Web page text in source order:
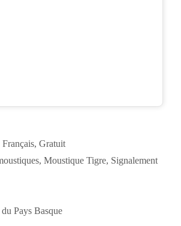
Français, Gratuit
, Moustique Tigre, Signalement
Pays Basque